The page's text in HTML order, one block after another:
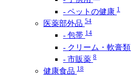
- ペットの健康 1
医薬部外品 54
- 包帯 14
- クリーム・軟膏類
- 市販薬 8
健康食品 18